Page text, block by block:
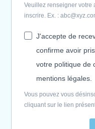
Veuillez renseigner votre
inscrire. Ex. :
J'accepte de
confirme avoir
votre politique de
mentions légales.
Vous pouvez vous
cliquant sur le lien